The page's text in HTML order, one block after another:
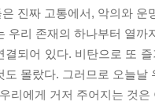
진짜 고통에서, 악의와
우리 존재의 하나부터 열
결되어 있다. 비탄으로 또
도 몰랐다. 그러므로 오늘
리에게 거저 주어지는 것